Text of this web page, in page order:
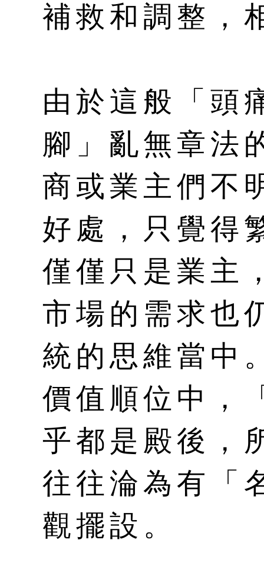
補救和調整，
由於這般「頭
腳」亂無章法
商或業主們不
好處，只覺得
僅僅只是業主
市場的需求也
統的思維當中
價值順位中，
乎都是殿後，
往往淪為有「
觀擺設。